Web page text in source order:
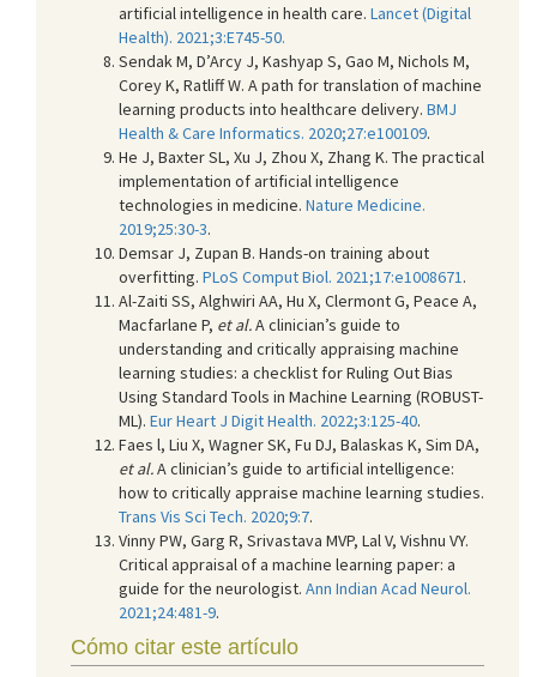
artificial intelligence in health care. Lancet (Digital
Health). 2021;3:E745-50.
Sendak M, D’Arcy J, Kashyap S, Gao M, Nichols M,
Corey K, Ratliff W. A path for translation of machine
learning products into healthcare delivery. BMJ
Health & Care Informatics. 2020;27:e100109.
He J, Baxter SL, Xu J, Zhou X, Zhang K. The practical
implementation of artificial intelligence
technologies in medicine. Nature Medicine.
2019;25:30-3.
Demsar J, Zupan B. Hands-on training about
overfitting. PLoS Comput Biol. 2021;17:e1008671 .
Al-Zaiti SS, Alghwiri AA, Hu X, Clermont G, Peace A,
Macfarlane P, et al.A clinician’s guide to
understanding and critically appraising machine
learning studies: a checklist for Ruling Out Bias
Using Standard Tools in Machine Learning (ROBUST-
ML). Eur Heart J Digit Health. 2022;3:125-40.
Faes l, Liu X, Wagner SK, Fu DJ, Balaskas K, Sim DA,
et al.A clinician’s guide to artificial intelligence:
how to critically appraise machine learning studies.
Trans Vis Sci Tech. 2020;9:7.
Vinny PW, Garg R, Srivastava MVP, Lal V, Vishnu VY.
Critical appraisal of a machine learning paper: a
guide for the neurologist. Ann Indian Acad Neurol.
2021;24:481-9.
Cómo citar este artículo